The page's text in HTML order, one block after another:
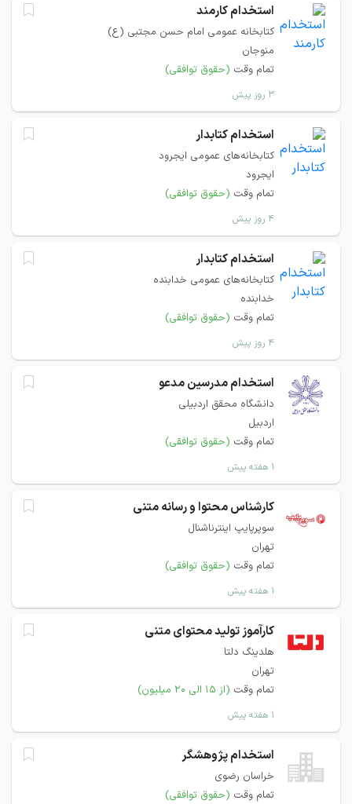
استخدام کارمند
کتابخانه عمومی امام حسن مجتبی (ع)
منوجان
تمام وقت (حقوق توافقی)
۳ روز پیش
استخدام کتابدار
کتابخانه‌های عمومی ایجرود
ایجرود
تمام وقت (حقوق توافقی)
۴ روز پیش
استخدام کتابدار
کتابخانه‌های عمومی خدابنده
خدابنده
تمام وقت (حقوق توافقی)
۴ روز پیش
استخدام مدرسین مدعو
دانشگاه محقق اردبیلی
اردبیل
تمام وقت (حقوق توافقی)
۱ هفته پیش
کارشناس محتوا و رسانه متنی
سوپرپایپ اینترناشنال
تهران
تمام وقت (حقوق توافقی)
۱ هفته پیش
کارآموز تولید محتوای متنی
هلدینگ دلتا
تهران
تمام وقت (از ۱۵ الی ۲۰ میلیون)
۱ هفته پیش
استخدام پژوهشگر
خراسان رضوی
تمام وقت (حقوق توافقی)